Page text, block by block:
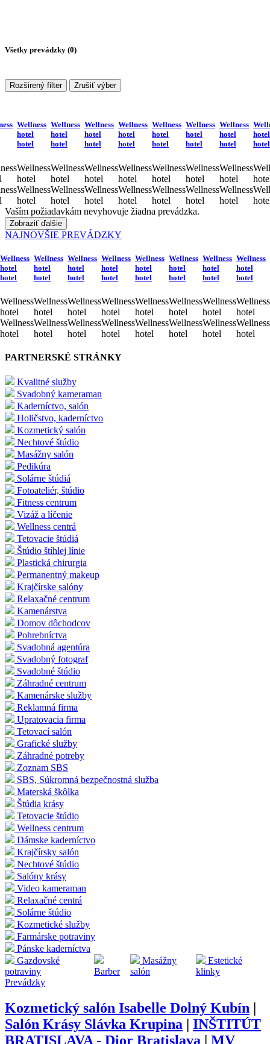
Všetky prevádzky (0)
Rozširený filter Zrušiť výber
Wellness
hotel
hotel
Wellness
hotel
Wellness
hotel
Wellness
hotel
hotel
Wellness
hotel
Wellness
hotel
Wellness
hotel
hotel
Wellness
hotel
Wellness
hotel
Wellness
hotel
hotel
Wellness
hotel
Wellness
hotel
Wellness
hotel
hotel
Wellness
hotel
Wellness
hotel
Wellness
hotel
hotel
Wellness
hotel
Wellness
hotel
Wellness
hotel
hotel
Wellness
hotel
Wellness
hotel
hotel
hotel
Vaším požiadavkám nevyhovuje žiadna prevádzka.
Zobraziť ďalšie
NAJNOVŠIE PREVÁDZKY
Wellness
hotel
hotel
Wellness
hotel
Wellness
hotel
Wellness
hotel
hotel
Wellness
hotel
Wellness
hotel
Wellness
hotel
hotel
Wellness
hotel
Wellness
hotel
Wellness
hotel
hotel
Wellness
hotel
Wellness
hotel
Wellness
hotel
hotel
Wellness
hotel
Wellness
hotel
Wellness
hotel
hotel
Wellness
hotel
Wellness
hotel
Wellness
hotel
hotel
Wellness
hotel
Wellness
hotel
Wellness
hotel
hotel
Wellness
hotel
Wellness
hotel
PARTNERSKÉ STRÁNKY
Kvalitné služby
Svadobný kameraman
Kaderníctvo, salón
Holičstvo, kaderníctvo
Kozmetický salón
Nechtové štúdio
Masážny salón
Pedikúra
Solárne štúdiá
Fotoateliér, štúdio
Fitness centrum
Vizáž a líčenie
Wellness centrá
Tetovacie štúdiá
Štúdio štíhlej línie
Plastická chirurgia
Permanentný makeup
Krajčírske salóny
Relaxačné centrum
Kamenárstva
Domov dôchodcov
Pohrebníctva
Svadobná agentúra
Svadobný fotograf
Svadobné štúdio
Záhradné centrum
Kamenárske služby
Reklamná firma
Upratovacia firma
Tetovací salón
Grafické služby
Záhradné potreby
Zoznam SBS
SBS, Súkromná bezpečnostná služba
Materská škôlka
Štúdia krásy
Tetovacie štúdio
Wellness centrum
Dámske kaderníctvo
Krajčírsky salón
Nechtové štúdio
Salóny krásy
Video kameraman
Relaxačné centrá
Solárne štúdio
Kozmetické služby
Farmárske potraviny
Pánske kaderníctva
Gazdovské
potraviny
Barber
Masážny
salón
Estetické
klinky
Prevádzky
Kozmetický salón Isabelle Dolný Kubín
Salón Krásy Slávka Krupina
INŠTITÚT
BRATISLAVA - Dior Bratislava
MV